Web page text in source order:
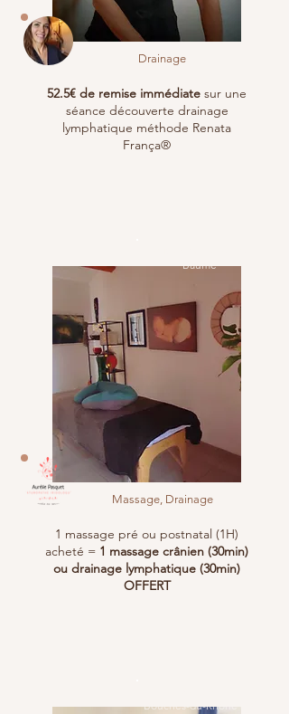
Drainage
52.5€ de remise immédiate sur une
séance découverte drainage
lymphatique méthode Renata
França®
Massage, Drainage
1 massage pré ou postnatal (1H)
acheté = 1 massage crânien (30min)
ou drainage lymphatique (30min)
OFFERT
Baume
Bouches-du-Rhône (13)